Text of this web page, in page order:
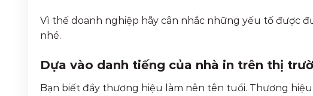
Vì thế doanh nghiệp hãy cân nhắc những yếu tố được
nhé.
Dựa vào danh tiếng của nhà in trên thị
Bạn biết đầy thương hiệu làm nên tên tuổi. Thương